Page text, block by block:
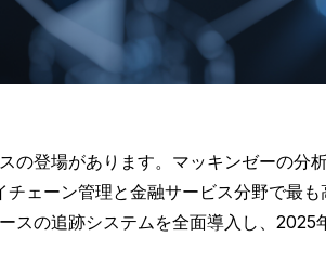
登場があります。マッキンゼーの分
ェーン管理と金融サービス分野で最
の追跡システムを全面導入し、